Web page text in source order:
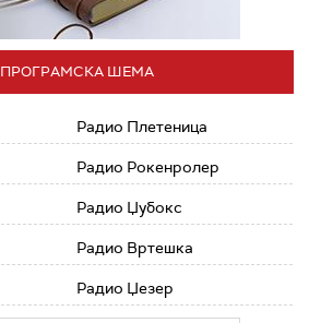
ПРОГРАМСКА ШЕМА
Радио Плетеница
Радио Рокенролер
Радио Џубокс
Радио Вртешка
Радио Џезер